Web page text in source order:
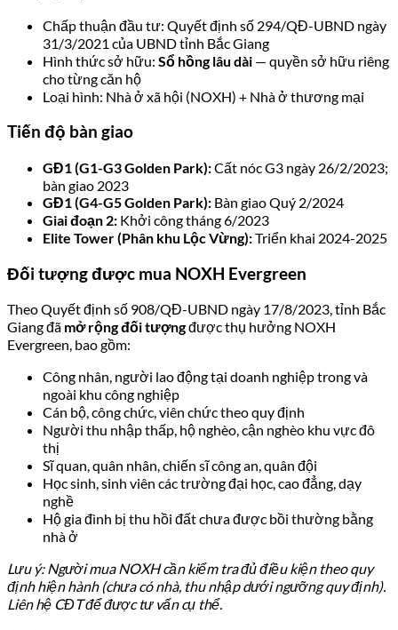
Chấp thuận đầu tư: Quyết định số 294/QĐ-UBND ngày
31/3/2021 của UBND tỉnh Bắc Giang
Hình thức sở hữu: Sổ hồng lâu dài — quyền sở hữu riêng
cho từng căn hộ
Loại hình: Nhà ở xã hội (NOXH) + Nhà ở thương mại
Tiến độ bàn giao
GĐ1 (G1-G3 Golden Park):Cất nóc G3 ngày 26/2/2023;
bàn giao 2023
GĐ1 (G4-G5 Golden Park): Bàn giao Quý 2/2024
Giai đoạn 2: Khởi công tháng 6/2023
Elite Tower (Phân khu Lộc Vừng):Triển khai 2024-2025
Đối tượng được mua NOXH Evergreen
Theo Quyết định số 908/QĐ-UBND ngày 17/8/2023, tỉnh Bắc
Giang đã mở rộng đối tượngđược thụ hưởng NOXH
Evergreen, bao gồm:
Công nhân, người lao động tại doanh nghiệp trong và
ngoài khu công nghiệp
Cán bộ, công chức, viên chức theo quy định
Người thu nhập thấp, hộ nghèo, cận nghèo khu vực đô
thị
Sĩ quan, quân nhân, chiến sĩ công an, quân đội
Học sinh, sinh viên các trường đại học, cao đẳng, dạy
nghề
Hộ gia đình bị thu hồi đất chưa được bồi thường bằng
nhà ở
Lưu ý: Người mua NOXH cần kiểm tra đủ điều kiện theo quy
định hiện hành (chưa có nhà, thu nhập dưới ngưỡng quy định).
Liên hệ CĐT để được tư vấn cụ thể.